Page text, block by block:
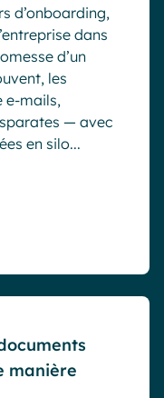
d’onboarding,
dans
d’un
les
e-mails,
— avec
en silo...
manière